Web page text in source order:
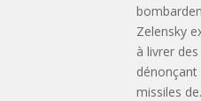
Zelensky
à livrer
dénonçant
missiles